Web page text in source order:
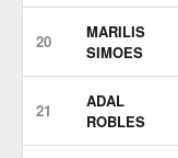
20
MARILIS
SIMOES
21
ADAL
ROBLES